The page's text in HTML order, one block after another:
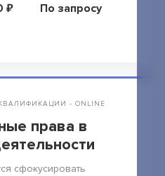
₽ По запросу
- ONLINE
права в
сфокусировать